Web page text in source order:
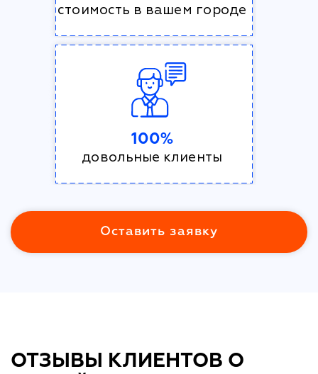
стоимость в вашем городе
100%
довольные клиенты
Оставить заявку
ОТЗЫВЫ КЛИЕНТОВ О